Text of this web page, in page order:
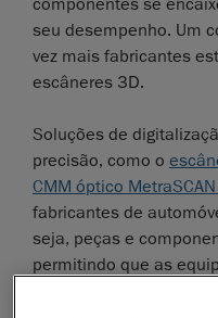
componentes se
seu desempenho. Um
vez mais fabricantes
escâneres 3D.
Soluções de
precisão, como o
CMM óptico
fabricantes de
seja, peças e
permitindo que as